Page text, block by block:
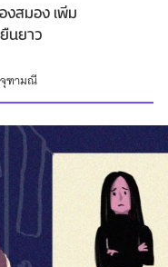
งสมอง เพิ่ม
นยาว
ฑามณี